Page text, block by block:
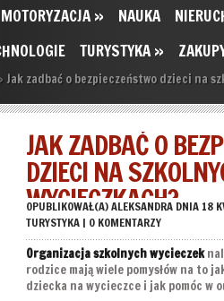
MOTORYZACJA » NAUKA
TURYSTYKA »
Jak zadbać o bezpieczeństwo dzieci na
JAK ZADBAĆ O
DZIECI NA
WYCIECZKACH?
OPUBLIKOWAŁ(A)ALEKSANDRADNIA 18
TURYSTYKA| 0 KOMENTARZY
Organizacja szkolnych wycieczek
rodzice mają wiele pomysłów na to
dziecka na wycieczce i jak pomóc w